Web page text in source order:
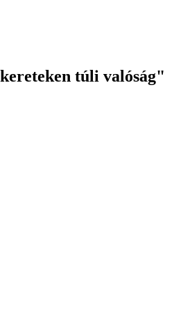
túli valóság"